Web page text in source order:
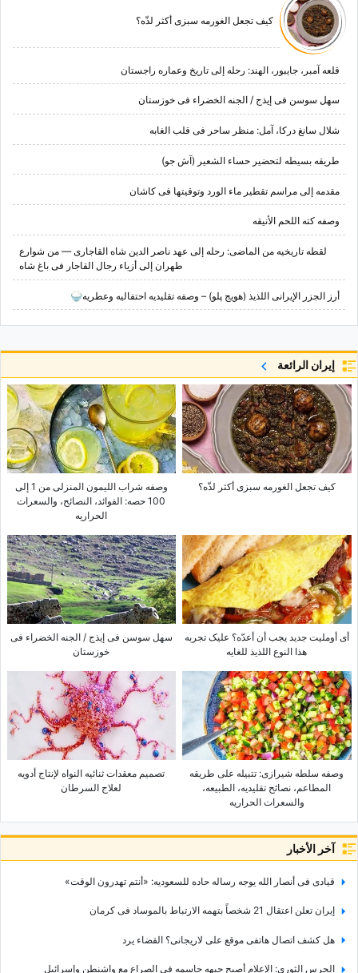
کیف تجعل الغورمه سبزی أکثر لذّه؟
قلعه آمبر، جایبور، الهند: رحله إلى تاریخ وعماره راجستان
سهل سوسن فی إیذج / الجنه الخضراء فی خوزستان
شلال سانغ درکا، آمل: منظر ساحر فی قلب الغابه
طریقه بسیطه لتحضیر حساء الشعیر (آش جو)
مقدمه إلى مراسم تقطیر ماء الورد وتوقیتها فی کاشان
وصفه کته اللحم الأنیقه
لقطه تاریخیه من الماضی: رحله إلى عهد ناصر الدین شاه القاجاری — من شوارع
طهران إلى أزیاء رجال القاجار فی باغ شاه
أرز الجزر الإیرانی اللذیذ (هویج پلو) – وصفه تقلیدیه احتفالیه وعطریه🍚
إيران الرائعة
کیف تجعل الغورمه سبزی أکثر لذّه؟
وصفه شراب اللیمون المنزلی من 1 إلى
100 حصه: الفوائد، النصائح، والسعرات
الحراریه
أی أوملیت جدید یجب أن أعدّه؟ علیک تجربه
هذا النوع اللذیذ للغایه
سهل سوسن فی إیذج / الجنه الخضراء فی
خوزستان
وصفه سلطه شیرازی: تتبیله على طریقه
المطاعم، نصائح تقلیدیه، الطبیعه،
والسعرات الحراریه
تصمیم معقدات ثنائیه النواه لإنتاج أدویه
لعلاج السرطان
آخر الأخبار
قیادی فی أنصار الله یوجه رساله حاده للسعودیه: «أنتم تهدرون الوقت»
إیران تعلن اعتقال 21 شخصاً بتهمه الارتباط بالموساد فی کرمان
هل کشف اتصال هاتفی موقع علی لاریجانی؟ القضاء یرد
الحرس الثوری: الإعلام أصبح جبهه حاسمه فی الصراع مع واشنطن وإسرائیل